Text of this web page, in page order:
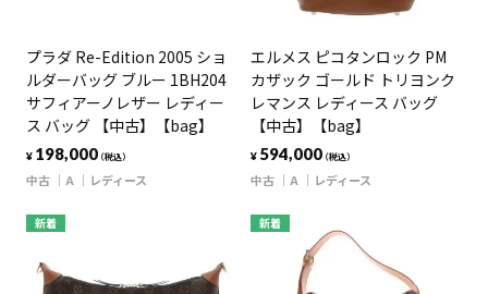
プラダ Re-Edition 2005 ショ
ルダーバッグ ブルー 1BH204
サフィアーノレザー レディー
ス バッグ 【中古】【bag】
¥ 198,000（税込）
中古 A レディース
エルメス ピコタンロック PM
カザック ゴールド トリヨンク
レマンス レディース バッグ
【中古】【bag】
¥ 594,000（税込）
中古 A レディース
新着 新着